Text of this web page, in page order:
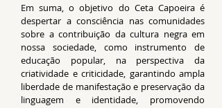
Em suma, o objetivo do Ceta Capoeira é
despertar a consciência nas comunidades
sobre a contribuição da cultura negra em
nossa sociedade, como instrumento de
educação popular, na perspectiva da
criatividade e criticidade, garantindo ampla
liberdade de manifestação e preservação da
linguagem e identidade, promovendo